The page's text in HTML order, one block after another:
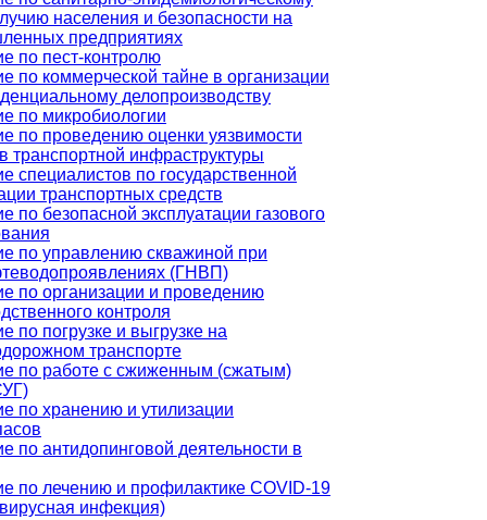
населения и безопасности на
предприятиях
по пест-контролю
по коммерческой тайне в организации
делопроизводству
по микробиологии
по проведению оценки уязвимости
транспортной инфраструктуры
специалистов по государственной
транспортных средств
по безопасной эксплуатации газового
по управлению скважиной при
(ГНВП)
по организации и проведению
контроля
по погрузке и выгрузке на
транспорте
по работе с сжиженным (сжатым)
по хранению и утилизации
по антидопинговой деятельности в
по лечению и профилактике COVID-19
инфекция)